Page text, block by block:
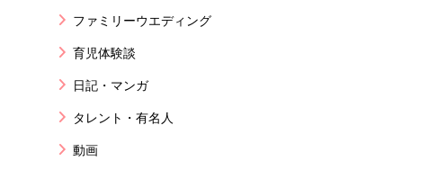
ファミリーウエディング
育児体験談
日記・マンガ
タレント・有名人
動画